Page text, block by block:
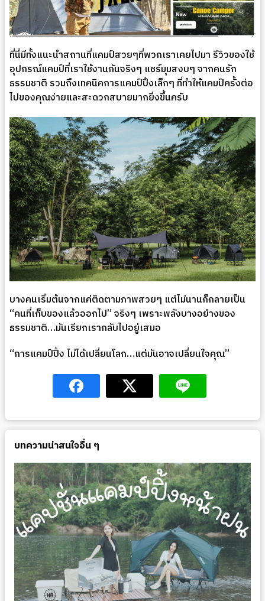
ที่นี่มีทั้งแนะนำสถานที่แคมป์สวยๆที่พวกเราเคยไปมา รีวิวของใช้
อุปกรณ์แคมป์ที่เราใช้งานกันจริงๆ แชร์มุมสงบๆ จากคนรัก
ธรรมชาติ รวมถึงเทคนิคการแคมป์ปิ้งเล็กๆ ที่ทำให้แคมป์ครั้งต่อ
ไปของคุณง่ายและสะดวกสบายมากยิ่งขึ้นครับ
บางคนเริ่มต้นจากแค่ติดตามภาพสวยๆ แต่ไม่นานก็กลายเป็น
“คนที่เก็บของแล้วออกไป” จริงๆ เพราะพลังบางอย่างของ
ธรรมชาติ…มันเรียกเรากลับไปอยู่เสมอ
“การแคมป์ปิ้ง ไม่ได้เปลี่ยนโลก…แต่มันอาจเปลี่ยนใจคุณ”
บทความน่าสนใจอื่น ๆ